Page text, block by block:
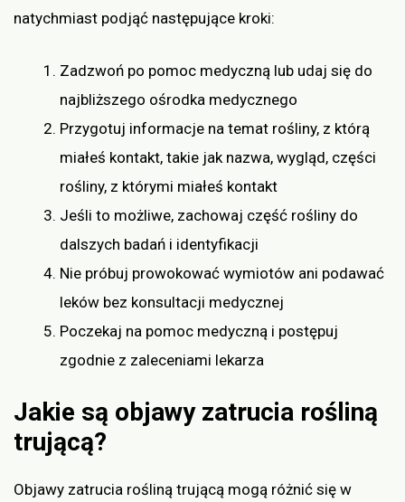
natychmiast podjąć następujące kroki:
Zadzwoń po pomoc medyczną lub udaj się do
najbliższego ośrodka medycznego
Przygotuj informacje na temat rośliny, z którą
miałeś kontakt, takie jak nazwa, wygląd, części
rośliny, z którymi miałeś kontakt
Jeśli to możliwe, zachowaj część rośliny do
dalszych badań i identyfikacji
Nie próbuj prowokować wymiotów ani podawać
leków bez konsultacji medycznej
Poczekaj na pomoc medyczną i postępuj
zgodnie z zaleceniami lekarza
Jakie są objawy zatrucia rośliną
trującą?
Objawy zatrucia rośliną trującą mogą różnić się w